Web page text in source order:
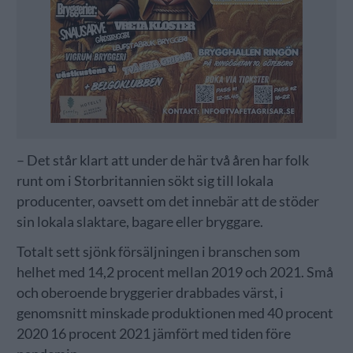
– Det står klart att under de här två åren har folk
runt om i Storbritannien sökt sig till lokala
producenter, oavsett om det innebär att de stöder
sin lokala slaktare, bagare eller bryggare.
Totalt sett sjönk försäljningen i branschen som
helhet med 14,2 procent mellan 2019 och 2021. Små
och oberoende bryggerier drabbades värst, i
genomsnitt minskade produktionen med 40 procent
2020 16 procent 2021 jämfört med tiden före